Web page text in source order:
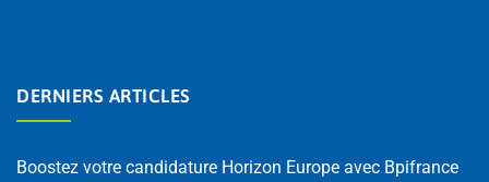
DERNIERS ARTICLES
Boostez votre candidature Horizon Europe avec Bpifrance